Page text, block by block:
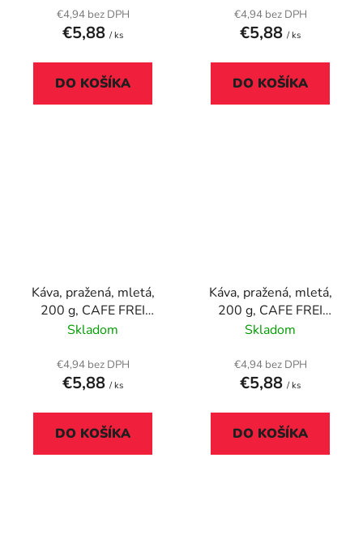
€4,94 bez DPH
€5,88 / ks
DO KOŠÍKA
€4,94 bez DPH
€5,88 / ks
DO KOŠÍKA
Káva, pražená, mletá,
200 g, CAFE FREI
"Torino čokoláda-orech"
Skladom
€4,94 bez DPH
€5,88 / ks
DO KOŠÍKA
Káva, pražená, mletá,
200 g, CAFE FREI
„Amalfi Mio“, caprese s
Skladom
€4,94 bez DPH
€5,88 / ks
DO KOŠÍKA